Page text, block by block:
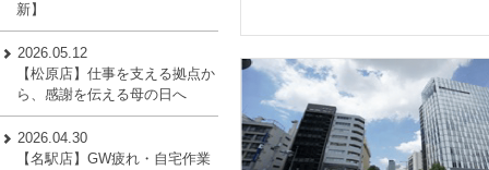
新】
2026.05.12
【松原店】仕事を支える拠点か
ら、感謝を伝える母の日へ
2026.04.30
【名駅店】GW疲れ・自宅作業